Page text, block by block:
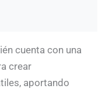
cuenta con una
crear
aportando